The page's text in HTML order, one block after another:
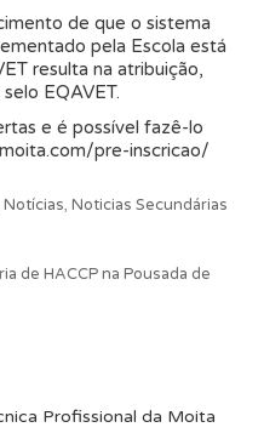
de que o sistema
pela Escola está
resulta na atribuição,
EQAVET.
e é possível fazê-lo
pre-inscricao/
Notícias, Noticias Secundárias
de HACCP na Pousada de
Profissional da Moita